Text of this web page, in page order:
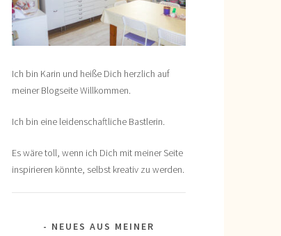
Ich bin Karin und heiße Dich herzlich auf
meiner Blogseite Willkommen.
Ich bin eine leidenschaftliche Bastlerin.
Es wäre toll, wenn ich Dich mit meiner Seite
inspirieren könnte, selbst kreativ zu werden.
NEUES AUS MEINER